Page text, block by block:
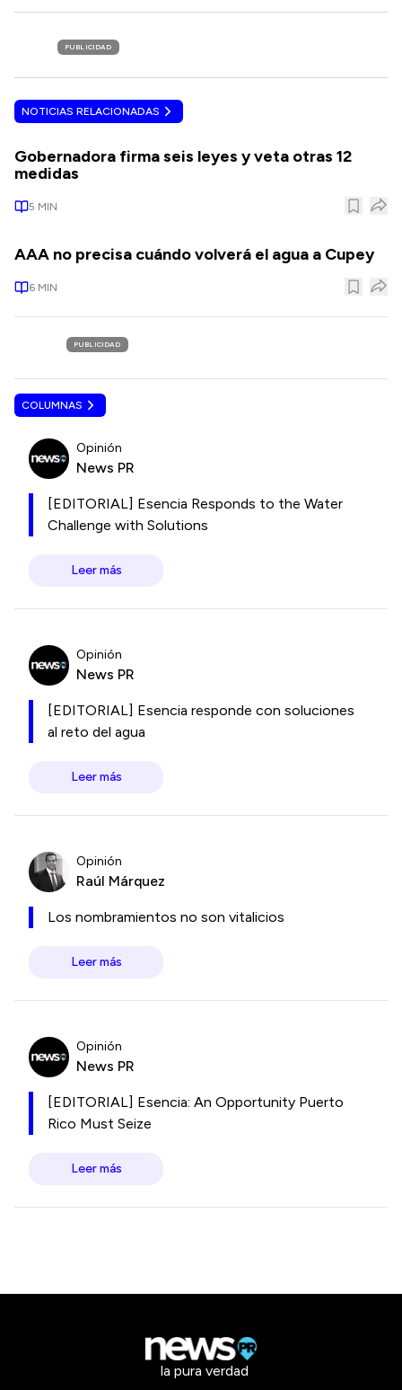
PUBLICIDAD
NOTICIAS RELACIONADAS
Gobernadora firma seis leyes y veta otras 12
medidas
5 MIN
AAA no precisa cuándo volverá el agua a Cupey
6 MIN
PUBLICIDAD
COLUMNAS
Opinión
News PR
[EDITORIAL] Esencia Responds to the Water
Challenge with Solutions
Leer más
Opinión
News PR
[EDITORIAL] Esencia responde con soluciones
al reto del agua
Leer más
Opinión
Raúl Márquez
Los nombramientos no son vitalicios
Leer más
Opinión
News PR
[EDITORIAL] Esencia: An Opportunity Puerto
Rico Must Seize
Leer más
la pura verdad